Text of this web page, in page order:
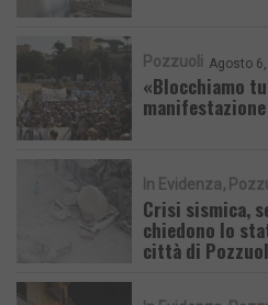
Pozzuoli Agosto
«Blocchiamo
In Evidenza
Crisi sismica,
chiedono lo
città di